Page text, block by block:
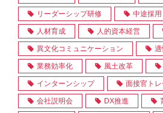
リーダーシップ研修 中途採用
人材育成 人的資本経営
異文化コミュニケーション 適
業務効率化 風土改革
インターンシップ 面接官ト
会社説明会 DX推進